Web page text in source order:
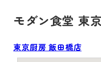
モダン食堂 東
東京厨房 飯田橋店